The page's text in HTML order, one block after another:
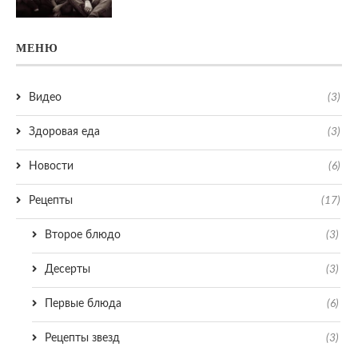
МЕНЮ
Видео (3)
Здоровая еда (3)
Новости (6)
Рецепты (17)
Второе блюдо (3)
Десерты (3)
Первые блюда (6)
Рецепты звезд (3)